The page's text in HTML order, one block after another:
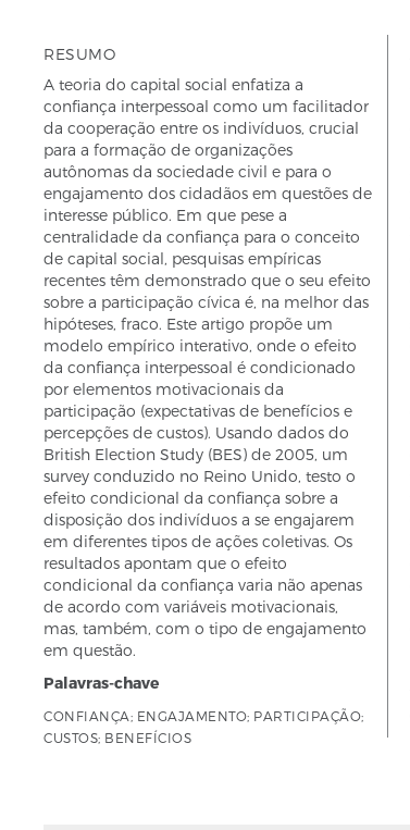
RESUMO
A teoria do capital social enfatiza a
confiança interpessoal como um facilitador
da cooperação entre os indivíduos, crucial
para a formação de organizações
autônomas da sociedade civil e para o
engajamento dos cidadãos em questões de
interesse público. Em que pese a
centralidade da confiança para o conceito
de capital social, pesquisas empíricas
recentes têm demonstrado que o seu efeito
sobre a participação cívica é, na melhor das
hipóteses, fraco. Este artigo propõe um
modelo empírico interativo, onde o efeito
da confiança interpessoal é condicionado
por elementos motivacionais da
participação (expectativas de benefícios e
percepções de custos). Usando dados do
British Election Study (BES) de 2005, um
survey conduzido no Reino Unido, testo o
efeito condicional da confiança sobre a
disposição dos indivíduos a se engajarem
em diferentes tipos de ações coletivas. Os
resultados apontam que o efeito
condicional da confiança varia não apenas
de acordo com variáveis motivacionais,
mas, também, com o tipo de engajamento
em questão.
Palavras-chave
CONFIANÇA; ENGAJAMENTO; PARTICIPAÇÃO;
CUSTOS; BENEFÍCIOS